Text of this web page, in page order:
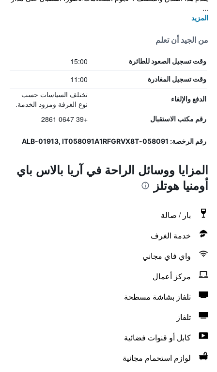
...
المزيد
من الجيد أن تعلم
وقت تسجيل الصعود للطائرة 15:00
وقت تسجيل المغادرة 11:00
الدفع والإلغاء
تختلف السياسات حسب
نوع الغرفة ومزود الخدمة.
رقم مكتب الاستقبال +39 0647 2861
رقم الرخصة: 058091-ALB-01913, IT058091A1RFGRVX8T
المزايا ووسائل الراحة في آريا بالاس باي
أومنيا هوتلز
بار / صالة
خدمة الغرف
واي فاي مجاني
مركز أعمال
تلفاز بشاشة مسطحة
تلفاز
كابل أو قنوات فضائية
لوازم استحمام مجانية